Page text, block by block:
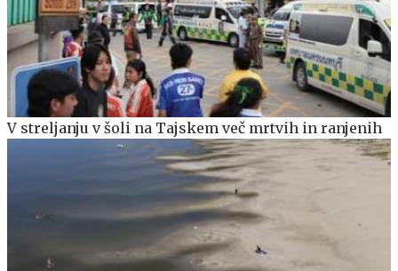
V streljanju v šoli na Tajskem več mrtvih in ranjenih